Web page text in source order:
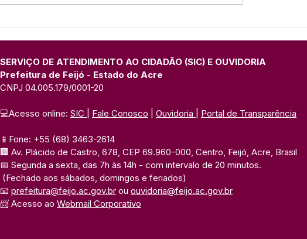
buracos e pavimentação
SERVIÇO DE ATENDIMENTO AO CIDADÃO (SIC) E OUVIDORIA
Prefeitura de Feijó - Estado do Acre
CNPJ 04.005.179/0001-20
💻Acesso online: SIC Fale Conosco Ouvidoria Portal de Transparência
📱Fone: +55 (68) 3463-2614
🏢 Av. Plácido de Castro, 678, CEP 69.960-000, Centro, Feijó, Acre, Brasil
📅 Segunda a sexta, das 7h às 14h - com intervalo de 20 minutos.
(Fechado aos sábados, domingos e feriados)
📧 prefeitura@feijo.ac.gov.br ou ouvidoria@feijo.ac.gov.br
📨 Acesso ao Webmail Corporativo